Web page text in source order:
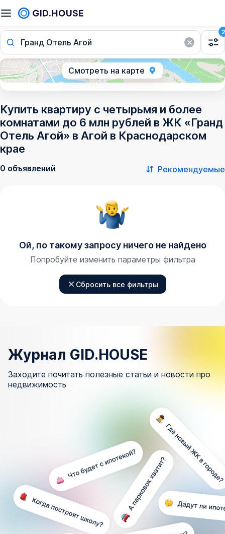
Гранд Отель Агой
2
Смотреть на карте
Купить квартиру с четырьмя и более
комнатами до 6 млн рублей в ЖК «Гранд
Отель Агой» в Агой в Краснодарском
крае
0 объявлений Рекомендуемые
Ой, по такому запросу ничего не найдено
Попробуйте изменить параметры фильтра
Сбросить все фильтры
Журнал GID.HOUSE
Заходите почитать полезные статьи и новости про
недвижимость